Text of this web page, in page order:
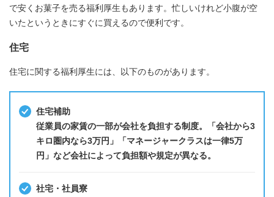
で安くお菓子を売る福利厚生もあります。忙しいけれど小腹が空
いたというときにすぐに買えるので便利です。
住宅
住宅に関する福利厚生には、以下のものがあります。
住宅補助
従業員の家賃の一部が会社を負担する制度。「会社から3
キロ圏内なら3万円」「マネージャークラスは一律5万
円」など会社によって負担額や規定が異なる。
社宅・社員寮